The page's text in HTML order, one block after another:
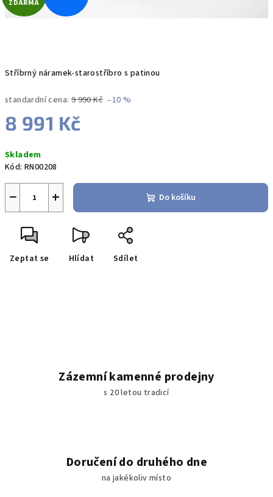
Stříbrný náramek-starostříbro s patinou
standardní cena: 9 990 Kč –10 %
8 991 Kč
cena:
Skladem
Kód: RN00208
+
− Do košíku
Zeptat se Hlídat Sdílet
D
R
M
A
ZDARMA
Zázemní kamenné prodejny
s 20 letou tradicí
Doručení do druhého dne
na jakékoliv místo